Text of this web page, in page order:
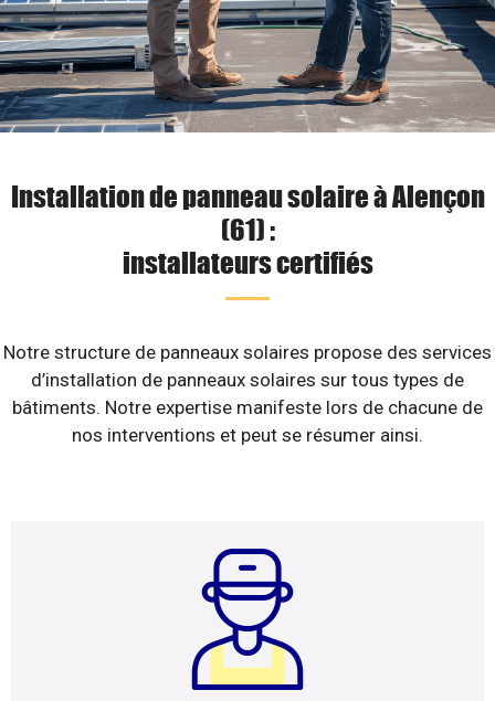
Installation de panneau solaire à Alençon
(61) :
installateurs certifiés
Notre structure de panneaux solaires propose des services
d’installation de panneaux solaires sur tous types de
bâtiments. Notre expertise manifeste lors de chacune de
nos interventions et peut se résumer ainsi.